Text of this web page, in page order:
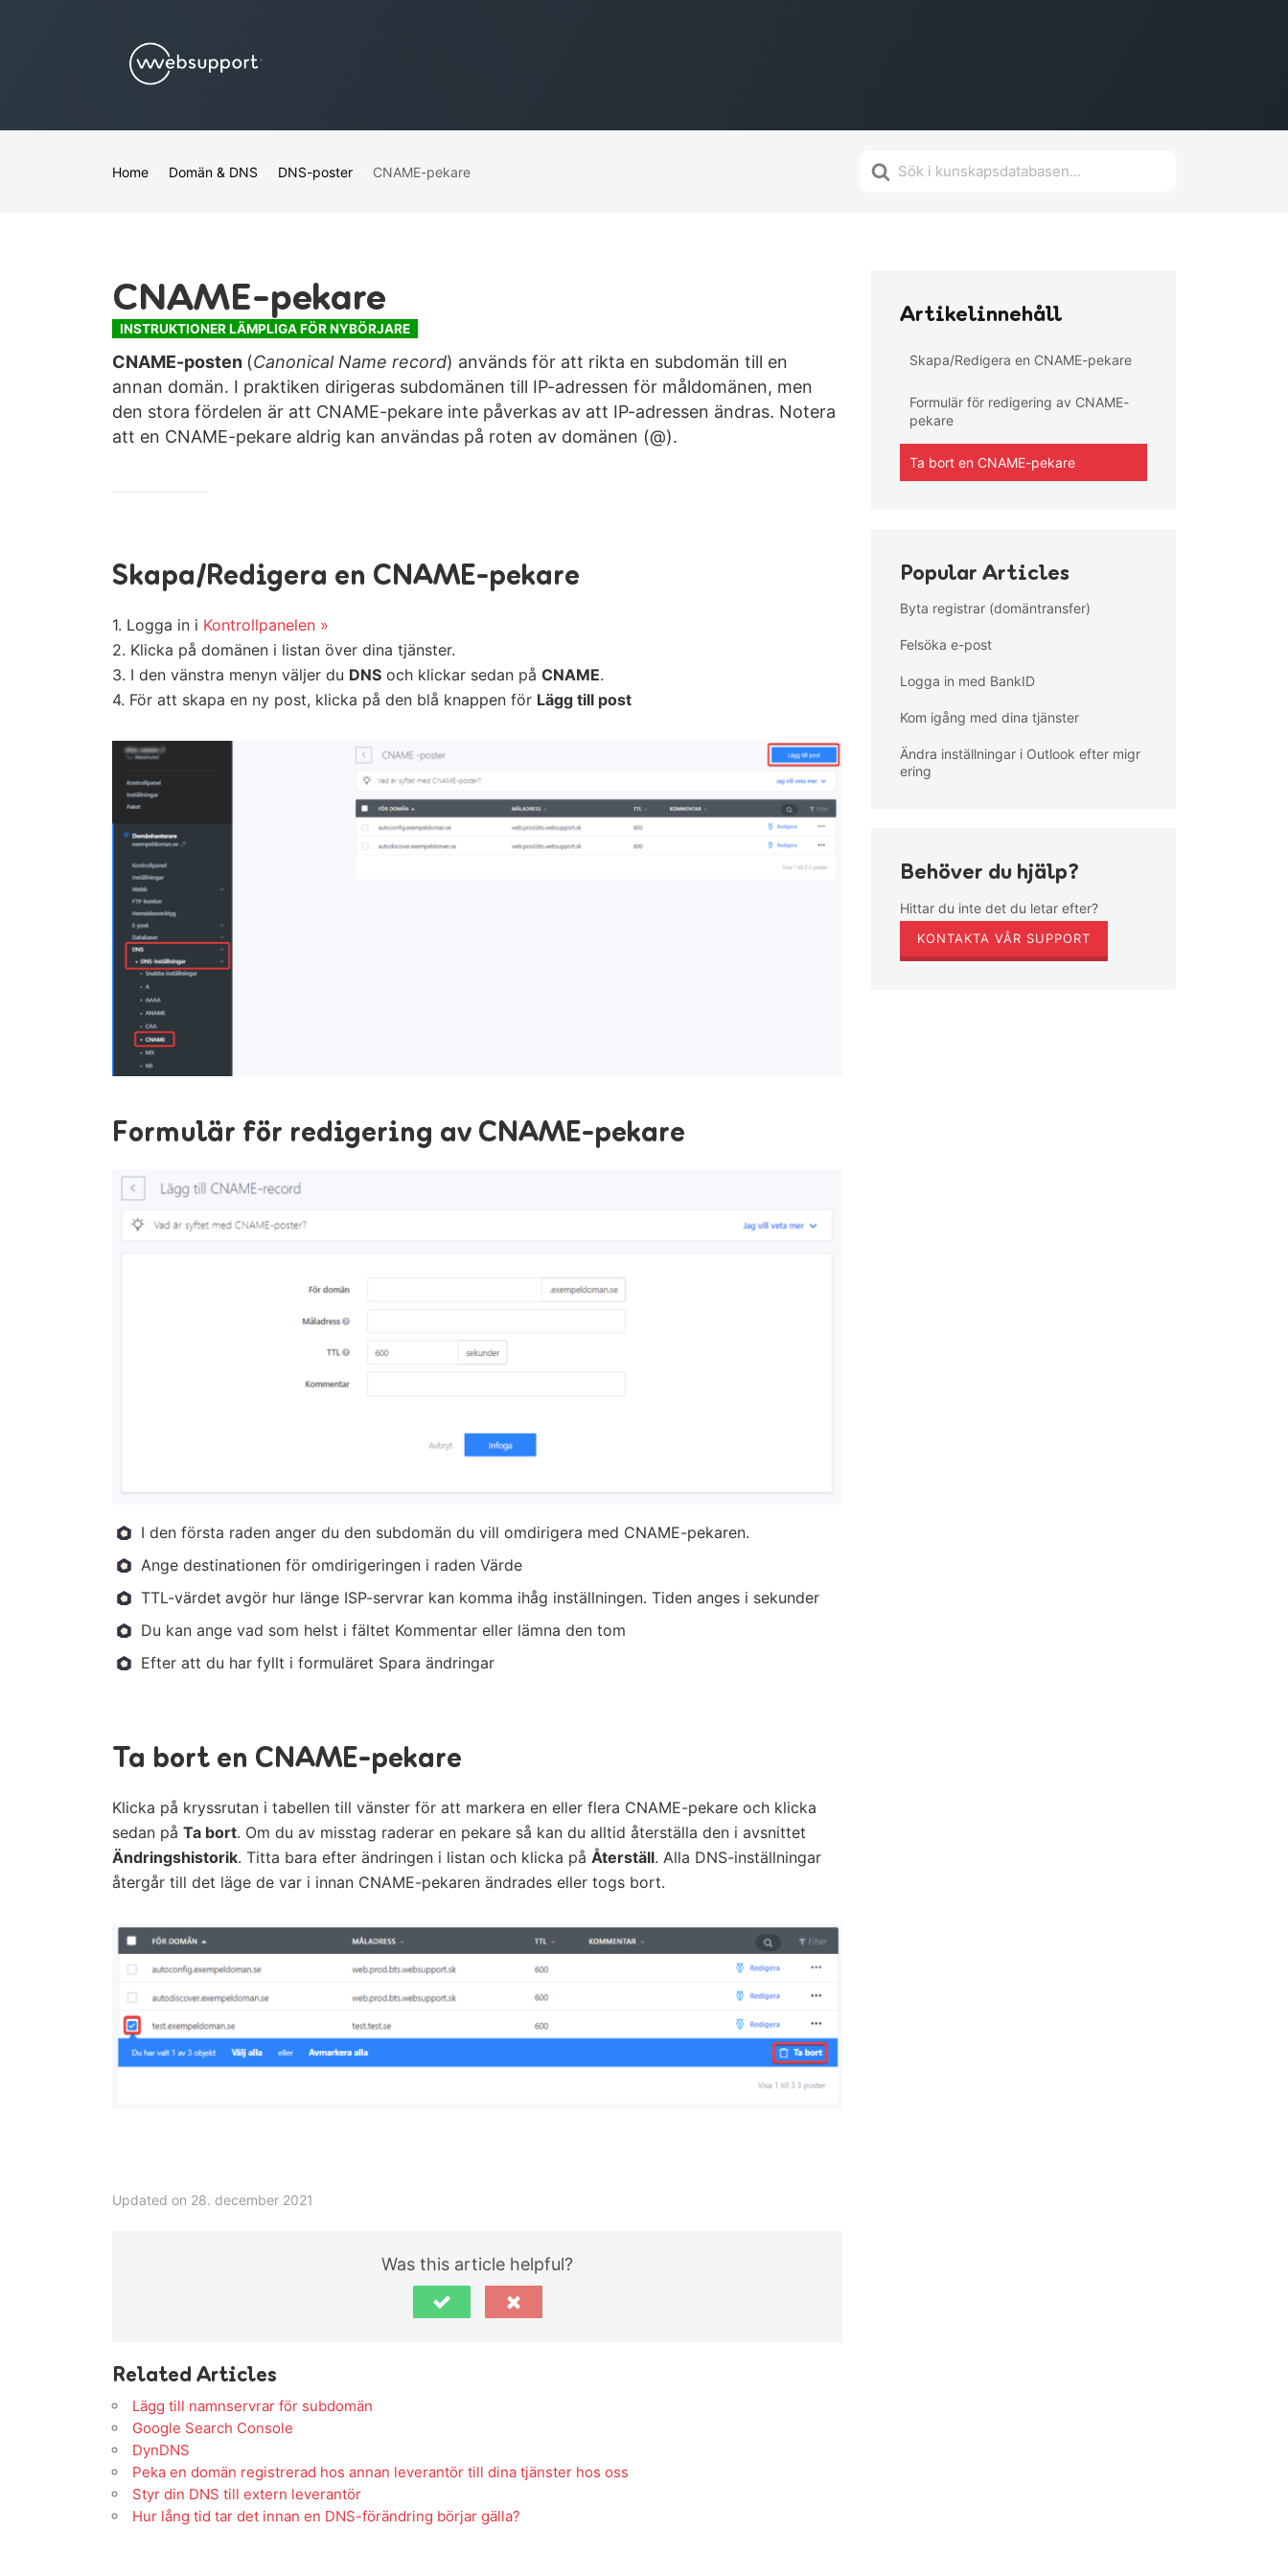
Home Domän & DNS DNS-poster CNAME-pekare
Söker
efter
CNAME-pekare
INSTRUKTIONER LÄMPLIGA FÖR NYBÖRJARE
CNAME-posten (Canonical Name record) används för att rikta en subdomän till en
annan domän. I praktiken dirigeras subdomänen till IP-adressen för måldomänen, men
den stora fördelen är att CNAME-pekare inte påverkas av att IP-adressen ändras. Notera
att en CNAME-pekare aldrig kan användas på roten av domänen (@).
Skapa/Redigera en CNAME-pekare
1. Logga in i Kontrollpanelen »
2. Klicka på domänen i listan över dina tjänster.
3. I den vänstra menyn väljer du DNS och klickar sedan på CNAME.
4. För att skapa en ny post, klicka på den blå knappen för Lägg till post
Formulär för redigering av CNAME-pekare
I den första raden anger du den subdomän du vill omdirigera med CNAME-pekaren.
Ange destinationen för omdirigeringen i raden Värde
TTL-värdet avgör hur länge ISP-servrar kan komma ihåg inställningen. Tiden anges i sekunder
Du kan ange vad som helst i fältet Kommentar eller lämna den tom
Efter att du har fyllt i formuläret Spara ändringar
Ta bort en CNAME-pekare
Klicka på kryssrutan i tabellen till vänster för att markera en eller flera CNAME-pekare och klicka
sedan på Ta bort. Om du av misstag raderar en pekare så kan du alltid återställa den i avsnittet
Ändringshistorik. Titta bara efter ändringen i listan och klicka på Återställ. Alla DNS-inställningar
återgår till det läge de var i innan CNAME-pekaren ändrades eller togs bort.
Updated on 28. december 2021
Was this article helpful?
Related Articles
Lägg till namnservrar för subdomän
Google Search Console
DynDNS
Peka en domän registrerad hos annan leverantör till dina tjänster hos oss
Styr din DNS till extern leverantör
Hur lång tid tar det innan en DNS-förändring börjar gälla?
Artikelinnehåll
Skapa/Redigera en CNAME-pekare
Formulär för redigering av CNAME-
pekare
Ta bort en CNAME-pekare
Popular Articles
Byta registrar (domäntransfer)
Felsöka e-post
Logga in med BankID
Kom igång med dina tjänster
Ändra inställningar i Outlook efter migr
ering
Behöver du hjälp?
Hittar du inte det du letar efter?
KONTAKTA VÅR SUPPORT